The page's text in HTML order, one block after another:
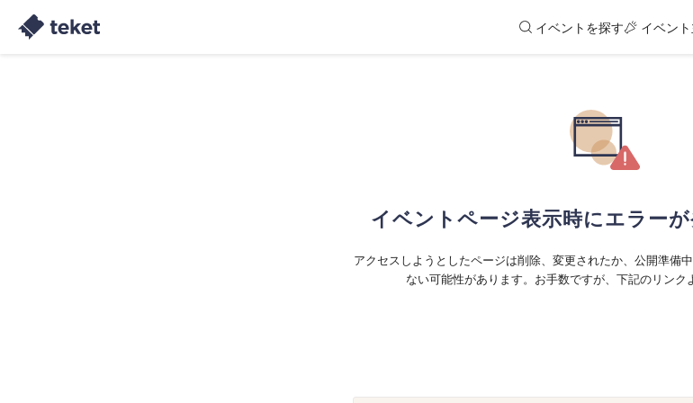
イベントを探す イベン
イベントページ表示時にエラーが
アクセスしようとしたページは削除、変更されたか、公開準備
ない可能性があります。お手数ですが、下記のリンク